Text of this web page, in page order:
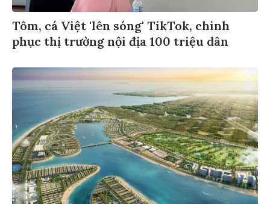
Tôm, cá Việt 'lên sóng' TikTok, chinh
phục thị trường nội địa 100 triệu dân